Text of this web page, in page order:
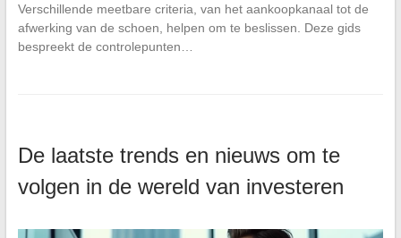
Verschillende meetbare criteria, van het aankoopkanaal tot de
afwerking van de schoen, helpen om te beslissen. Deze gids
bespreekt de controlepunten…
De laatste trends en nieuws om te
volgen in de wereld van investeren